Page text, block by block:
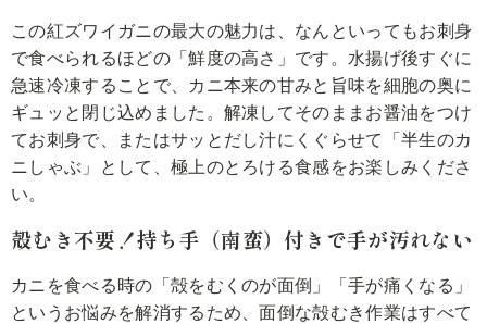
この紅ズワイガニの最大の魅力は、なんといってもお刺身
で食べられるほどの「鮮度の高さ」です。水揚げ後すぐに
急速冷凍することで、カニ本来の甘みと旨味を細胞の奥に
ギュッと閉じ込めました。解凍してそのままお醤油をつけ
てお刺身で、またはサッとだし汁にくぐらせて「半生のカ
ニしゃぶ」として、極上のとろける食感をお楽しみくださ
い。
殻むき不要！持ち手（南蛮）付きで手が汚れない
カニを食べる時の「殻をむくのが面倒」「手が痛くなる」
というお悩みを解消するため、面倒な殻むき作業はすべて